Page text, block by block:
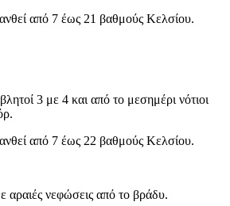
από 7 έως 21 βαθμούς Κελσίου.
3 με 4 και από το μεσημέρι νότιοι
από 7 έως 22 βαθμούς Κελσίου.
αραιές νεφώσεις από το βράδυ.